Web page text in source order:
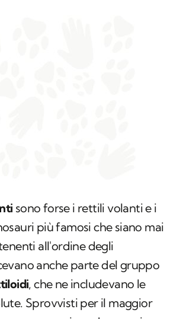
sono forse i rettili volanti e i
più famosi che siano mai
all'ordine degli
anche parte del gruppo
, che ne includevano le
Sprovvisti per il maggior